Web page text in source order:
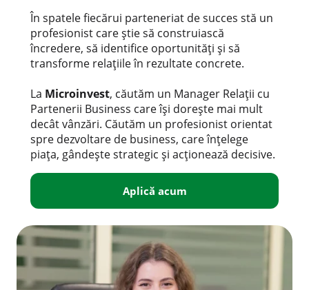
În spatele fiecărui parteneriat de succes stă un
profesionist care știe să construiască
încredere, să identifice oportunități și să
transforme relațiile în rezultate concrete.
La Microinvest, căutăm un Manager Relații cu
Partenerii Business care își dorește mai mult
decât vânzări. Căutăm un profesionist orientat
spre dezvoltare de business, care înțelege
piața, gândește strategic și acționează decisive.
Aplică acum